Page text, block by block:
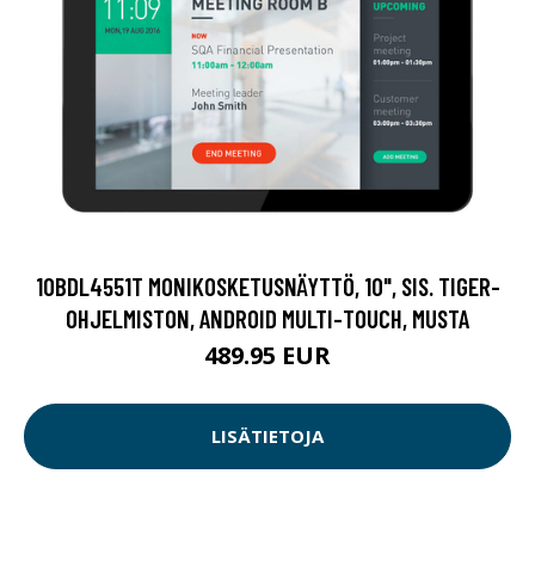
10BDL4551T MONIKOSKETUSNÄYTTÖ, 10", SIS. TIGER-
OHJELMISTON, ANDROID MULTI-TOUCH, MUSTA
489.95 EUR
LISÄTIETOJA